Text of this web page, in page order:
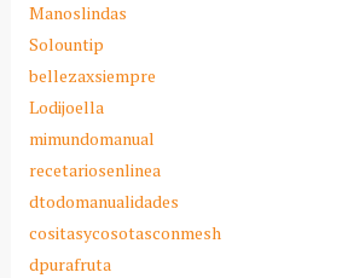
Manoslindas
Solountip
bellezaxsiempre
Lodijoella
mimundomanual
recetariosenlinea
dtodomanualidades
cositasycosotasconmesh
dpurafruta